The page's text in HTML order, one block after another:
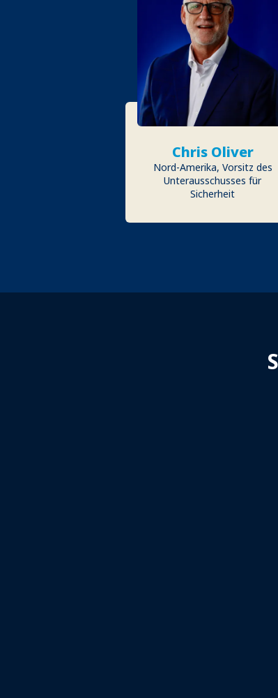
Chris Oliver
Nord-Amerika, Vorsitz des
Unterausschusses für
Sicherheit